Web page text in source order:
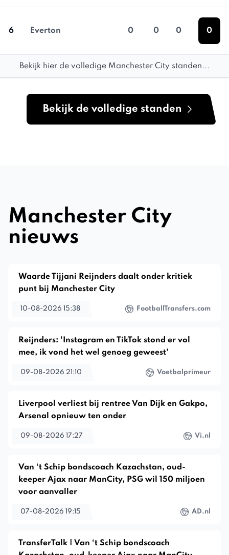
6 Everton 0 0 0 0
Bekijk hier de volledige Manchester City standen...
Bekijk de volledige standen
Manchester City
nieuws
Waarde Tijjani Reijnders daalt onder kritiek
punt bij Manchester City
10-08-2026 15:38 FootballTransfers.com
Reijnders: 'Instagram en TikTok stond er vol
mee, ik vond het wel genoeg geweest'
09-08-2026 21:10 Voetbalprimeur
Liverpool verliest bij rentree Van Dijk en Gakpo,
Arsenal opnieuw ten onder
09-08-2026 17:27 Vi.nl
Van ‘t Schip bondscoach Kazachstan, oud-
keeper Ajax naar ManCity, PSG wil 150 miljoen
voor aanvaller
07-08-2026 19:15 AD.nl
TransferTalk | Van ‘t Schip bondscoach